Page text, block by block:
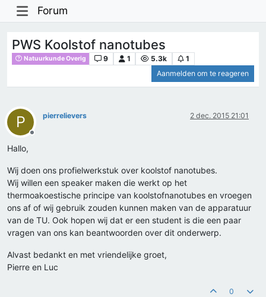
Forum
PWS Koolstof nanotubes
Natuurkunde Overig 9 1 5.3k
1
Aanmelden om te reageren
P
Offline
pierrelievers 2 dec. 2015 21:01
Hallo,
Wij doen ons profielwerkstuk over koolstof nanotubes.
Wij willen een speaker maken die werkt op het
thermoakoestische principe van koolstofnanotubes en vroegen
ons af of wij gebruik zouden kunnen maken van de apparatuur
van de TU. Ook hopen wij dat er een student is die een paar
vragen van ons kan beantwoorden over dit onderwerp.
Alvast bedankt en met vriendelijke groet,
Pierre en Luc
0